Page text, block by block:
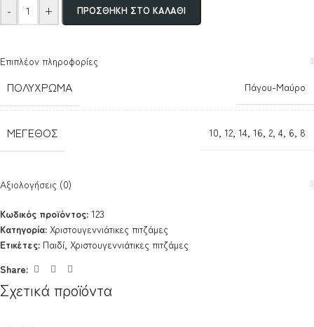
- + ΠΡΟΣΘΉΚΗ ΣΤΟ ΚΑΛΆΘΙ
Επιπλέον πληροφορίες
ΠΟΛΎΧΡΩΜΑ Πάγου-Μαύρο
ΜΈΓΕΘΟΣ 10, 12, 14, 16, 2, 4, 6, 8
Αξιολογήσεις (0)
Κωδικός προϊόντος: 123
Κατηγορία: Χριστουγεννιάτικες πιτζάμες
Ετικέτες: Παιδί, Χριστουγεννιάτικες πιτζάμες
Share:
Σχετικά προϊόντα